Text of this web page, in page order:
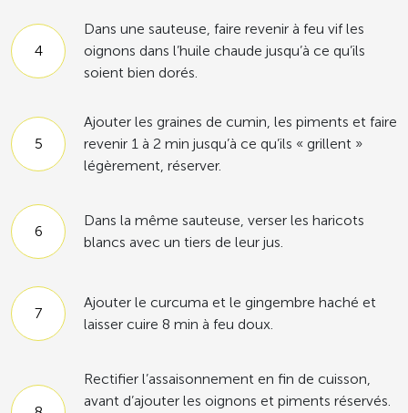
Dans une sauteuse, faire revenir à feu vif les
oignons dans l’huile chaude jusqu’à ce qu’ils
soient bien dorés.
Ajouter les graines de cumin, les piments et faire
revenir 1 à 2 min jusqu’à ce qu’ils « grillent »
légèrement, réserver.
Dans la même sauteuse, verser les haricots
blancs avec un tiers de leur jus.
Ajouter le curcuma et le gingembre haché et
laisser cuire 8 min à feu doux.
Rectifier l’assaisonnement en fin de cuisson,
avant d’ajouter les oignons et piments réservés.